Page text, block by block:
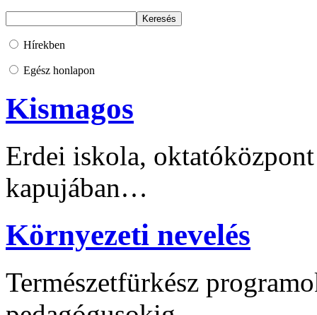
Hírekben
Egész honlapon
Kismagos
Erdei iskola,
kapujában…
Környezeti nevelés
Természetfürkész